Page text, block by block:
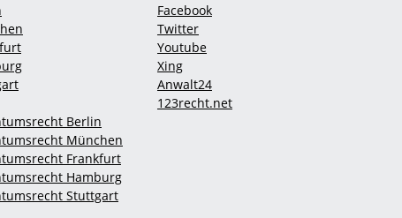
Berlin
München
Frankfurt
Hamburg
Stuttgart
Facebook
Twitter
Youtube
Xing
Anwalt24
123recht.net